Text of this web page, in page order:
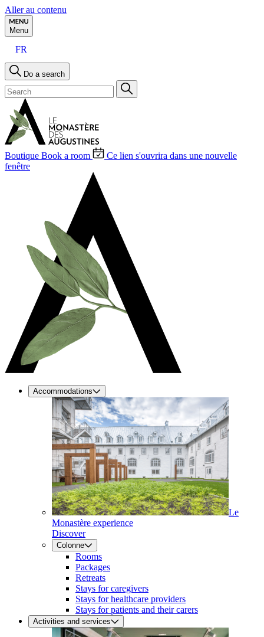
Aller au contenu
Menu
FR
Do a search
Boutique Book a room
Ce lien s'ouvrira dans une nouvelle
fenêtre
Accommodations
Le
Monastère experience
Discover
Colonne
Rooms
Packages
Retreats
Stays for caregivers
Stays for healthcare providers
Stays for patients and their carers
Activities and services